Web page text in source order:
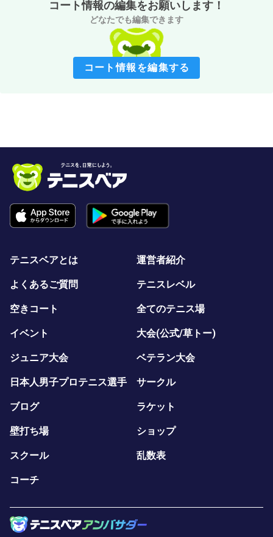
コート情報の編集をお願いします！
どなたでも編集できます
コート情報を編集する
テニスベアとは 運営者紹介
よくあるご質問 テニスレベル
空きコート 全てのテニス場
イベント 大会(公式/草トー)
ジュニア大会 ベテラン大会
日本人男子プロテニス選手 サークル
ブログ ラケット
壁打ち場 ショップ
スクール 乱数表
コーチ